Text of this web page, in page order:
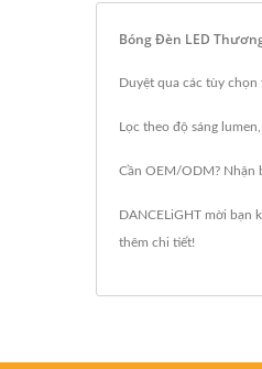
Bóng Đèn LED
Duyệt qua các tùy
Lọc theo độ sáng
Cần OEM/ODM? Nhận
DANCELiGHT mời bạn
thêm chi tiết!